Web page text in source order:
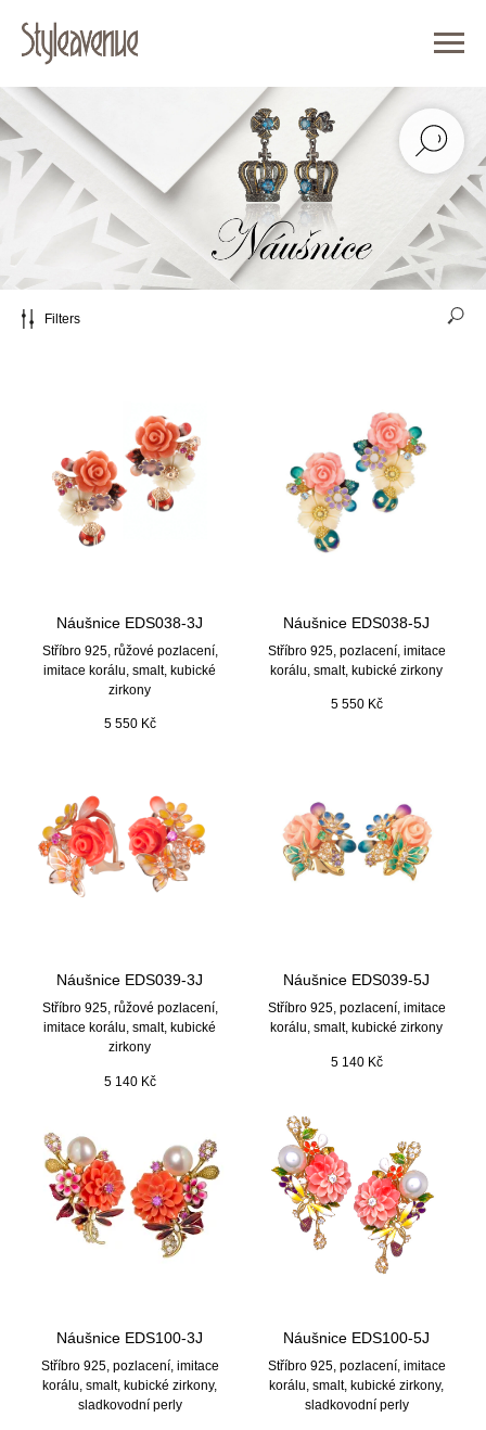
Filters
Náušnice EDS038-3J
Stříbro 925, růžové pozlacení,
imitace korálu, smalt, kubické
zirkony
5 550 Kč
Náušnice EDS038-5J
Stříbro 925, pozlacení, imitace
korálu, smalt, kubické zirkony
5 550 Kč
Náušnice EDS039-3J
Stříbro 925, růžové pozlacení,
imitace korálu, smalt, kubické
zirkony
5 140 Kč
Náušnice EDS039-5J
Stříbro 925, pozlacení, imitace
korálu, smalt, kubické zirkony
5 140 Kč
Náušnice EDS100-3J
Stříbro 925, pozlacení, imitace
korálu, smalt, kubické zirkony,
sladkovodní perly
Náušnice EDS100-5J
Stříbro 925, pozlacení, imitace
korálu, smalt, kubické zirkony,
sladkovodní perly